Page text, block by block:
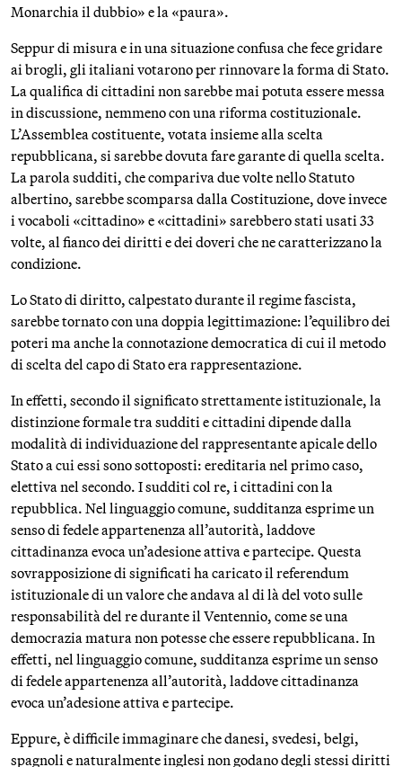
Monarchia il dubbio» e la «paura».
Seppur di misura e in una situazione confusa che fece gridare
ai brogli, gli italiani votarono per rinnovare la forma di Stato.
La qualifica di cittadini non sarebbe mai potuta essere messa
in discussione, nemmeno con una riforma costituzionale.
L’Assemblea costituente, votata insieme alla scelta
repubblicana, si sarebbe dovuta fare garante di quella scelta.
La parola sudditi, che compariva due volte nello Statuto
albertino, sarebbe scomparsa dalla Costituzione, dove invece
i vocaboli «cittadino» e «cittadini» sarebbero stati usati 33
volte, al fianco dei diritti e dei doveri che ne caratterizzano la
condizione.
Lo Stato di diritto, calpestato durante il regime fascista,
sarebbe tornato con una doppia legittimazione: l’equilibro dei
poteri ma anche la connotazione democratica di cui il metodo
di scelta del capo di Stato era rappresentazione.
In effetti, secondo il significato strettamente istituzionale, la
distinzione formale tra sudditi e cittadini dipende dalla
modalità di individuazione del rappresentante apicale dello
Stato a cui essi sono sottoposti: ereditaria nel primo caso,
elettiva nel secondo. I sudditi col re, i cittadini con la
repubblica. Nel linguaggio comune, sudditanza esprime un
senso di fedele appartenenza all’autorità, laddove
cittadinanza evoca un’adesione attiva e partecipe. Questa
sovrapposizione di significati ha caricato il referendum
istituzionale di un valore che andava al di là del voto sulle
responsabilità del re durante il Ventennio, come se una
democrazia matura non potesse che essere repubblicana. In
effetti, nel linguaggio comune, sudditanza esprime un senso
di fedele appartenenza all’autorità, laddove cittadinanza
evoca un’adesione attiva e partecipe.
Eppure, è difficile immaginare che danesi, svedesi, belgi,
spagnoli e naturalmente inglesi non godano degli stessi diritti